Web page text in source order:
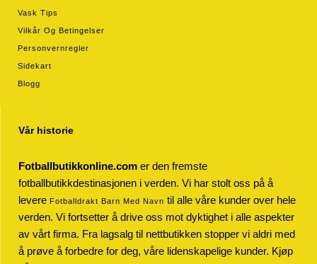
Vask Tips
Vilkår Og Betingelser
Personvernregler
Sidekart
Blogg
Vår historie
Fotballbutikkonline.com er den fremste
fotballbutikkdestinasjonen i verden. Vi har stolt oss på å
levere Fotballdrakt Barn Med Navn til alle våre kunder over hele
verden. Vi fortsetter å drive oss mot dyktighet i alle aspekter
av vårt firma. Fra lagsalg til nettbutikken stopper vi aldri med
å prøve å forbedre for deg, våre lidenskapelige kunder. Kjøp